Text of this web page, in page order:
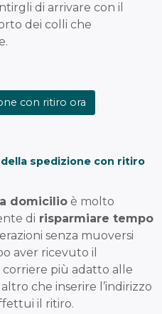
di arrivare con il
dei colli che
con ritiro ora
spedizione con ritiro
domicilio è molto
di risparmiare tempo
senza muoversi
aver ricevuto il
più adatto alle
che inserire l’indirizzo
il ritiro.